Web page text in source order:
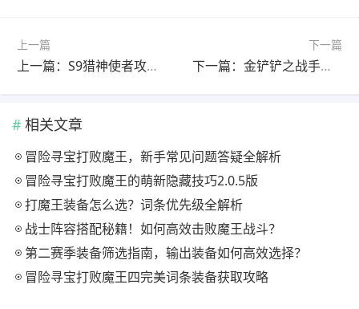
上一篇
上一篇：S9猎神使者攻略：跳跳收益暴增，你还在用旧配置？
下一篇
下一篇：金铲铲之战手把手教你如何免费抽3次宝库！
相关文章
冒险寻宝打败魔王，新手常见问题答疑全解析
冒险寻宝打败魔王的萌新隐藏技巧2.0.5版
打魔王装备怎么选？词条优先级全解析
战士阵容搭配秘籍！如何高效击败魔王战斗？
第二赛季装备筛选指南，输出装备如何高效选择？
冒险寻宝打败魔王四完美词条装备获取攻略